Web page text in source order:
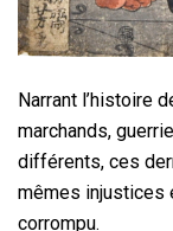
Narrant l’histoire
marchands,
différents, ces
mêmes injustices
corrompu.